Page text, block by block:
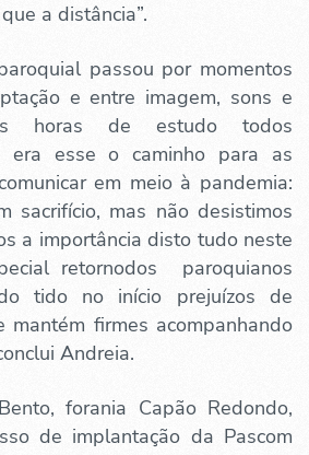
a distância”.
passou por momentos
e entre imagem, sons e
horas de estudo todos
era esse o caminho para as
em meio à pandemia:
sacrifício, mas não desistimos
a importância disto tudo neste
retornodos paroquianos
tido no início prejuízos de
mantém firmes acompanhando
Andreia.
forania Capão Redondo,
de implantação da Pascom